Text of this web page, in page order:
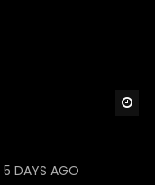
5 DAYS AGO